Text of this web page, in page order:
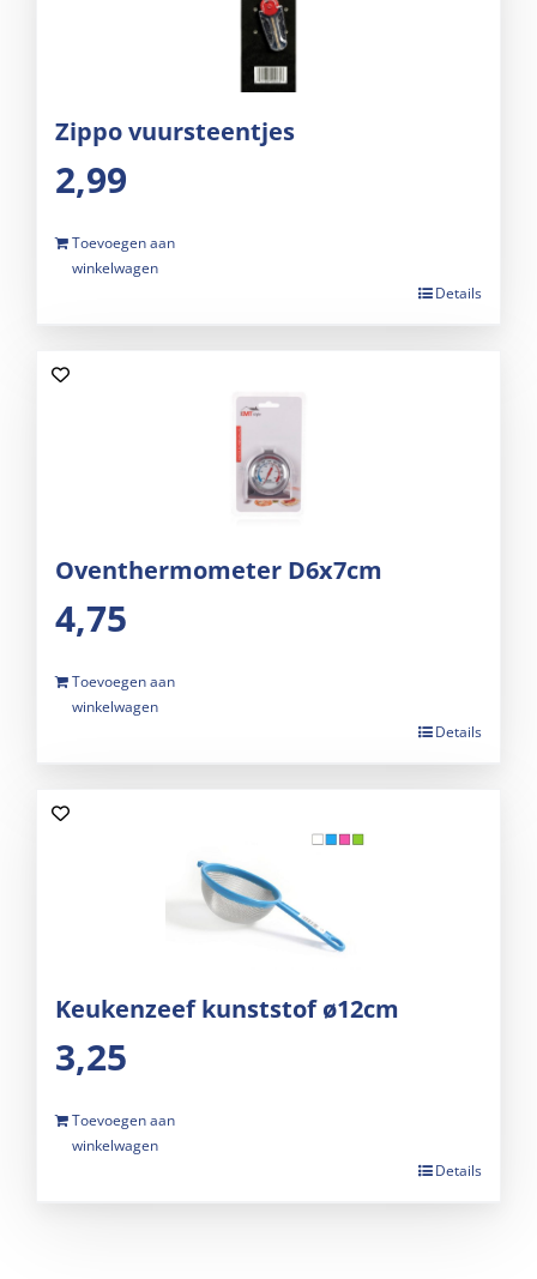
Zippo vuursteentjes
2,99
Toevoegen aan
winkelwagen
Details
Oventhermometer D6x7cm
4,75
Toevoegen aan
winkelwagen
Details
Keukenzeef kunststof ø12cm
3,25
Toevoegen aan
winkelwagen
Details